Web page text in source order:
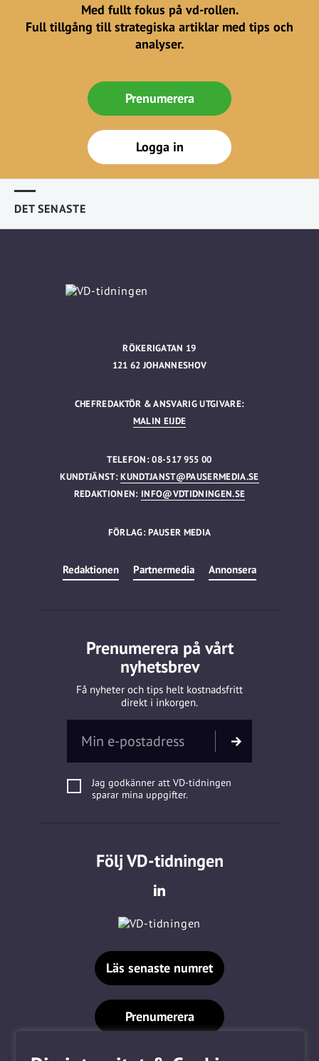
Med fullt fokus på vd-rollen.
Full tillgång till strategiska artiklar med tips och
analyser.
Prenumerera
Logga in
DET SENASTE
RÖKERIGATAN 19
121 62 JOHANNESHOV
CHEFREDAKTÖR & ANSVARIG UTGIVARE:
MALIN EIJDE
TELEFON: 08-517 955 00
KUNDTJÄNST:KUNDTJANST@PAUSERMEDIA.SE
REDAKTIONEN: INFO@VDTIDNINGEN.SE
FÖRLAG: PAUSER MEDIA
Redaktionen Partnermedia Annonsera
Prenumerera på vårt
nyhetsbrev
Få nyheter och tips helt kostnadsfritt
direkt i inkorgen.
Jag godkänner att VD-tidningen
sparar mina uppgifter.
Följ VD-tidningen
Läs senaste numret
Prenumerera